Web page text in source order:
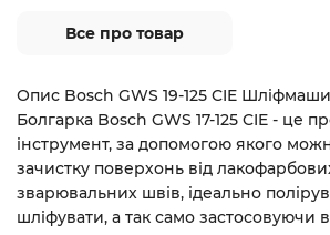
Все про товар
Опис Bosch GWS 19-125 CIE
Болгарка Bosch GWS 17-125 CIE - це
інструмент, за допомогою якого
зачистку поверхонь від
зварювальних швів, ідеально
шліфувати, а так само застосовуючи